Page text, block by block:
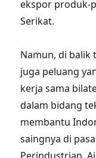
ekspor produk-
Serikat.
Namun, di
juga peluang
kerja sama
dalam bidang
membantu
saingnya di